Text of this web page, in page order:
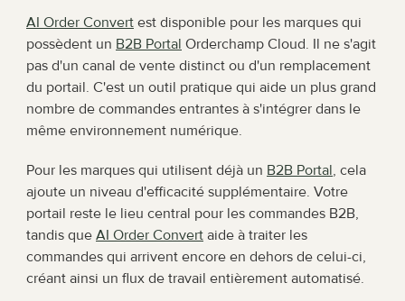
AI Order Convert est disponible pour les marques qui
possèdent un B2B Portal Orderchamp Cloud. Il ne s'agit
pas d'un canal de vente distinct ou d'un remplacement
du portail. C'est un outil pratique qui aide un plus grand
nombre de commandes entrantes à s'intégrer dans le
même environnement numérique.
Pour les marques qui utilisent déjà un B2B Portal, cela
ajoute un niveau d'efficacité supplémentaire. Votre
portail reste le lieu central pour les commandes B2B,
tandis que AI Order Convert aide à traiter les
commandes qui arrivent encore en dehors de celui-ci,
créant ainsi un flux de travail entièrement automatisé.